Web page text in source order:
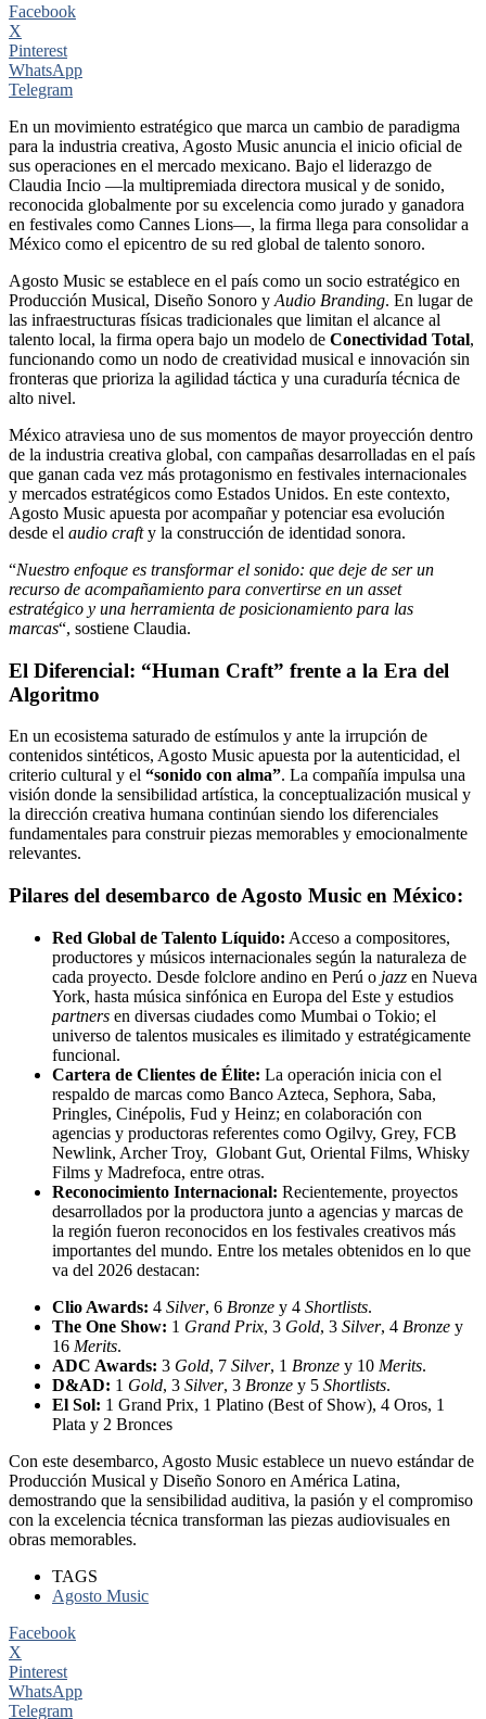
Facebook
X
Pinterest
WhatsApp
Telegram
En un movimiento estratégico que marca un cambio de paradigma
para la industria creativa, Agosto Music anuncia el inicio oficial de
sus operaciones en el mercado mexicano. Bajo el liderazgo de
Claudia Incio —la multipremiada directora musical y de sonido,
reconocida globalmente por su excelencia como jurado y ganadora
en festivales como Cannes Lions—, la firma llega para consolidar a
México como el epicentro de su red global de talento sonoro.
Agosto Music se establece en el país como un socio estratégico en
Producción Musical, Diseño Sonoro y Audio Branding. En lugar de
las infraestructuras físicas tradicionales que limitan el alcance al
talento local, la firma opera bajo un modelo de Conectividad Total,
funcionando como un nodo de creatividad musical e innovación sin
fronteras que prioriza la agilidad táctica y una curaduría técnica de
alto nivel.
México atraviesa uno de sus momentos de mayor proyección dentro
de la industria creativa global, con campañas desarrolladas en el país
que ganan cada vez más protagonismo en festivales internacionales
y mercados estratégicos como Estados Unidos. En este contexto,
Agosto Music apuesta por acompañar y potenciar esa evolución
desde el audio crafty la construcción de identidad sonora.
“Nuestro enfoque es transformar el sonido: que deje de ser un
recurso de acompañamiento para convertirse en un asset
estratégico y una herramienta de posicionamiento para las
marcas“, sostiene Claudia.
El Diferencial: “Human Craft” frente a la Era del
Algoritmo
En un ecosistema saturado de estímulos y ante la irrupción de
contenidos sintéticos, Agosto Music apuesta por la autenticidad, el
criterio cultural y el “sonido con alma”. La compañía impulsa una
visión donde la sensibilidad artística, la conceptualización musical y
la dirección creativa humana continúan siendo los diferenciales
fundamentales para construir piezas memorables y emocionalmente
relevantes.
Pilares del desembarco de Agosto Music en México:
Red Global de Talento Líquido: Acceso a compositores,
productores y músicos internacionales según la naturaleza de
cada proyecto. Desde folclore andino en Perú o jazz en Nueva
York, hasta música sinfónica en Europa del Este y estudios
partners en diversas ciudades como Mumbai o Tokio; el
universo de talentos musicales es ilimitado y estratégicamente
funcional.
Cartera de Clientes de Élite: La operación inicia con el
respaldo de marcas como Banco Azteca, Sephora, Saba,
Pringles, Cinépolis, Fud y Heinz; en colaboración con
agencias y productoras referentes como Ogilvy, Grey, FCB
Newlink, Archer Troy, Globant Gut, Oriental Films, Whisky
Films y Madrefoca, entre otras.
Reconocimiento Internacional: Recientemente, proyectos
desarrollados por la productora junto a agencias y marcas de
la región fueron reconocidos en los festivales creativos más
importantes del mundo. Entre los metales obtenidos en lo que
va del 2026 destacan:
Clio Awards: 4 Silver, 6 Bronze y 4 Shortlists.
The One Show: 1 Grand Prix, 3 Gold, 3 Silver, 4 Bronze y
16 Merits.
ADC Awards: 3 Gold, 7 Silver, 1 Bronze y 10 Merits.
D&AD: 1 Gold, 3 Silver, 3 Bronze y 5 Shortlists.
El Sol: 1 Grand Prix, 1 Platino (Best of Show), 4 Oros, 1
Plata y 2 Bronces
Con este desembarco, Agosto Music establece un nuevo estándar de
Producción Musical y Diseño Sonoro en América Latina,
demostrando que la sensibilidad auditiva, la pasión y el compromiso
con la excelencia técnica transforman las piezas audiovisuales en
obras memorables.
TAGS
Agosto Music
Facebook
X
Pinterest
WhatsApp
Telegram